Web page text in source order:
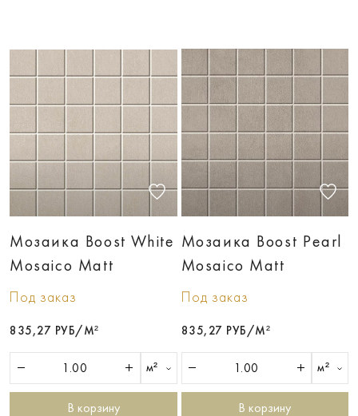
Мозаика Boost White
Mosaico Matt
Под заказ
835,27 РУБ/М²
м²
В корзину
Мозаика Boost Pearl
Mosaico Matt
Под заказ
835,27 РУБ/М²
м²
В корзину